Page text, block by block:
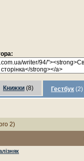
Книжки (8) Гестбук (2)
2)